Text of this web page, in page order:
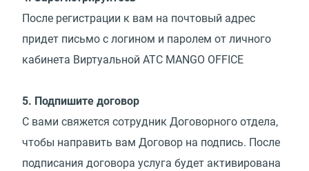
После регистрации к вам на почтовый адрес
придет письмо с логином и паролем от личного
кабинета Виртуальной АТС MANGO OFFICE
5. Подпишите договор
С вами свяжется сотрудник Договорного отдела,
чтобы направить вам Договор на подпись. После
подписания договора услуга будет активирована